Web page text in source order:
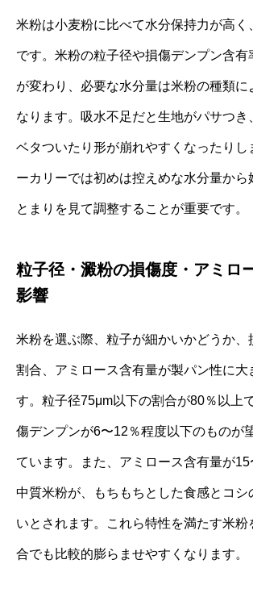
米粉は小麦粉に比べて水分保持力が高く
です。米粉の粒子径や損傷デンプン含有
が変わり、必要な水分量は米粉の種類に
なります。吸水不足だと生地がパサつき
ベタついたり形が崩れやすくなったりし
ーカリーでは初めは控えめな水分量から
とまりを見て調整することが重要です。
粒子径・澱粉の損傷度・アミロ
影響
米粉を選ぶ際、粒子が細かいかどうか、
割合、アミロース含有量が製パン性に大
す。粒子径75μm以下の割合が80％以上
傷デンプンが6〜12％程度以下のものが
ています。また、アミロース含有量が
中質米粉が、もちもちとした食感とコシ
いとされます。これら特性を満たす米粉
合でも比較的膨らませやすくなります。